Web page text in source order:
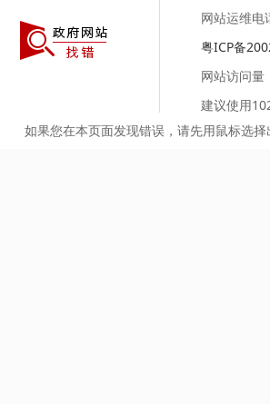
网站运维电
粤ICP备
网站访问量
建议使用
如果您在本页面发现错误，请先用鼠标选